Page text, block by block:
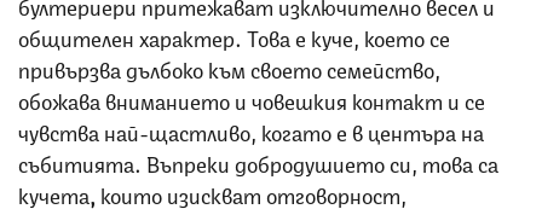
общителен характер. Това е куче, което се
привързва дълбоко към своето семейство,
обожава вниманието и човешкия контакт и се
чувства най-щастливо, когато е в центъра на
събитията. Въпреки добродушието си, това са
кучета които изискват отговорност,